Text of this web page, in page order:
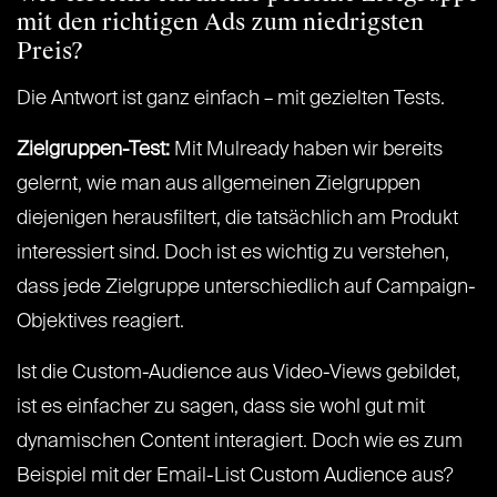
mit den richtigen Ads zum niedrigsten
Preis?
Die Antwort ist ganz einfach – mit gezielten Tests.
Zielgruppen-Test: Mit Mulready haben wir bereits
gelernt, wie man aus allgemeinen Zielgruppen
diejenigen herausfiltert, die tatsächlich am Produkt
interessiert sind. Doch ist es wichtig zu verstehen,
dass jede Zielgruppe unterschiedlich auf Campaign-
Objektives reagiert.
Ist die Custom-Audience aus Video-Views gebildet,
ist es einfacher zu sagen, dass sie wohl gut mit
dynamischen Content interagiert. Doch wie es zum
Beispiel mit der Email-List Custom Audience aus?